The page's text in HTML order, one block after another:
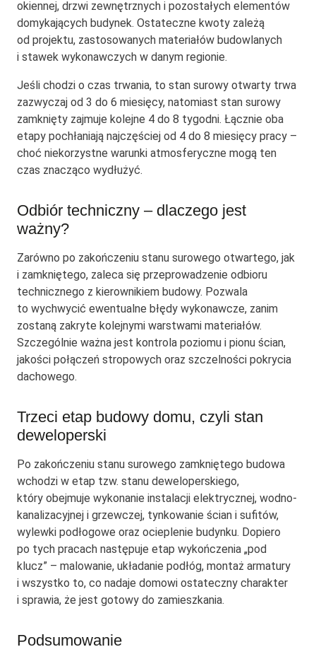
okiennej, drzwi zewnętrznych i pozostałych elementów
domykających budynek. Ostateczne kwoty zależą
od projektu, zastosowanych materiałów budowlanych
i stawek wykonawczych w danym regionie.
Jeśli chodzi o czas trwania, to stan surowy otwarty trwa
zazwyczaj od 3 do 6 miesięcy, natomiast stan surowy
zamknięty zajmuje kolejne 4 do 8 tygodni. Łącznie oba
etapy pochłaniają najczęściej od 4 do 8 miesięcy pracy –
choć niekorzystne warunki atmosferyczne mogą ten
czas znacząco wydłużyć.
Odbiór techniczny – dlaczego jest
ważny?
Zarówno po zakończeniu stanu surowego otwartego, jak
i zamkniętego, zaleca się przeprowadzenie odbioru
technicznego z kierownikiem budowy. Pozwala
to wychwycić ewentualne błędy wykonawcze, zanim
zostaną zakryte kolejnymi warstwami materiałów.
Szczególnie ważna jest kontrola poziomu i pionu ścian,
jakości połączeń stropowych oraz szczelności pokrycia
dachowego.
Trzeci etap budowy domu, czyli stan
deweloperski
Po zakończeniu stanu surowego zamkniętego budowa
wchodzi w etap tzw. stanu deweloperskiego,
który obejmuje wykonanie instalacji elektrycznej, wodno-
kanalizacyjnej i grzewczej, tynkowanie ścian i sufitów,
wylewki podłogowe oraz ocieplenie budynku. Dopiero
po tych pracach następuje etap wykończenia „pod
klucz” – malowanie, układanie podłóg, montaż armatury
i wszystko to, co nadaje domowi ostateczny charakter
i sprawia, że jest gotowy do zamieszkania.
Podsumowanie